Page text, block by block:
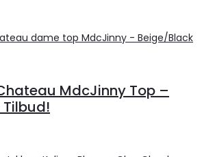
MdcJinny Top –